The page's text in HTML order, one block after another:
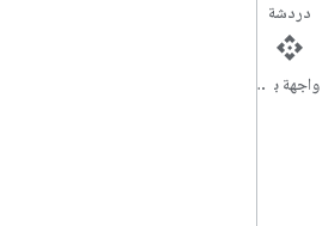
دردشة
واجهة برمجة التطبيقات